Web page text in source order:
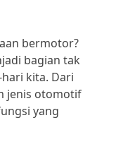
bermotor?
bagian tak
kita. Dari
jenis otomotif
yang